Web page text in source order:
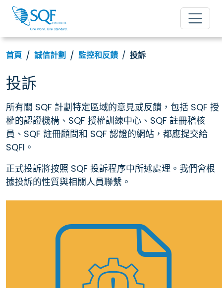
首頁 誠信計劃 監控和反饋 投訴
投訴
所有關 SQF 計劃特定區域的意見或反饋，包括 SQF 授
權的認證機構、SQF 授權訓練中心、SQF 註冊稽核
員、SQF 註冊顧問和 SQF 認證的網站，都應提交給
SQFI。
正式投訴將按照 SQF 投訴程序中所述處理。我們會根
據投訴的性質與相關人員聯繫。